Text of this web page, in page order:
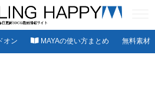
オン MAYAの使い方まとめ 無料素材